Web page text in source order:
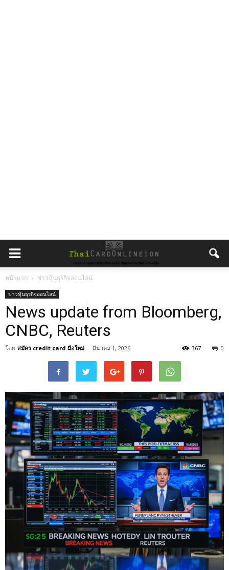
หน้าแรก ข่าวหุ้นธุรกิจออนไลน์
ข่าวหุ้นธุรกิจออนไลน์
News update from Bloomberg,
CNBC, Reuters
โดย สมัคร credit card มือใหม่ - มีนาคม 1, 2026 0
367